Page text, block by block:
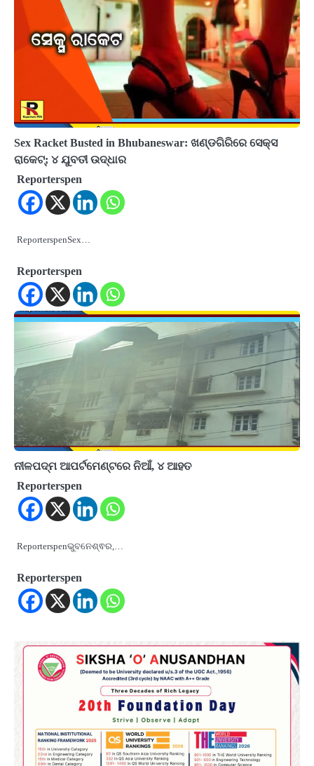
Sex Racket Busted in Bhubaneswar: ଖଣ୍ଡଗିରିରେ ସେକ୍ସ
ରାକେଟ୍‌; ୪ ଯୁବତୀ ଉଦ୍ଧାର
Reporterspen
ReporterspenSex…
Reporterspen
ନୀଳପଦ୍ମ ଆପର୍ଟମେଣ୍ଟରେ ନିଆଁ, ୪ ଆହତ
Reporterspen
Reporterspenଭୁବନେଶ୍ଵର,…
Reporterspen
୨୦୨୭ ବିଶ୍ୱକପ ପାଇଁ ରବି ଶାସ୍ତ୍ରୀଙ୍କ ଟିମ୍,
ଆକାଶ ଚୋପ୍ରା ଦେଲେ ୧୦ରୁ ୮ ମାର୍କ
Reporters Pen